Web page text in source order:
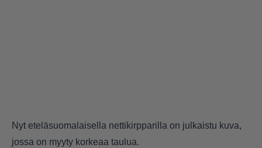
Nyt eteläsuomalaisella nettikirpparilla on julkaistu kuva,
jossa on myyty korkeaa taulua.